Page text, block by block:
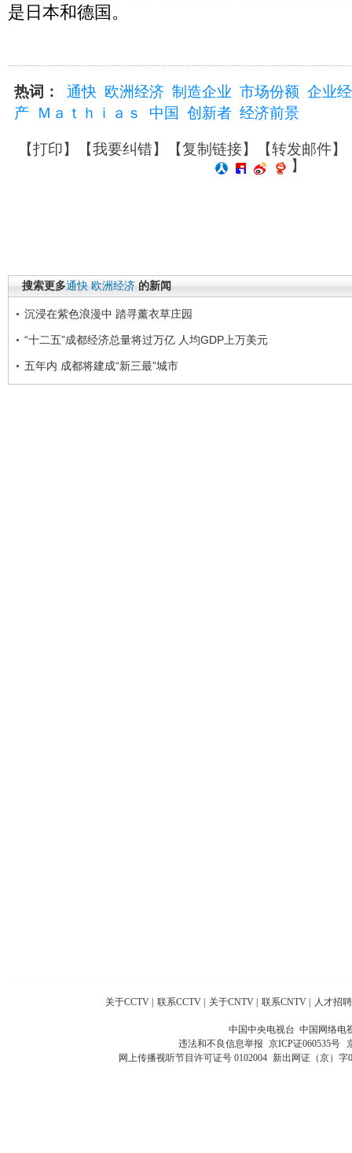
是日本和德国。
热词： 通快 欧洲经济 制造企业 市场份额 企业
产
Ｍａｔｈｉａｓ 中国 创新者 经济前景
【打印】【我要纠错】【复制链接】【转发邮件】
】
搜索更多通快 欧洲经济 的新闻
沉浸在紫色浪漫中 踏寻薰衣草庄园
“十二五”成都经济总量将过万亿 人均GDP上万美元
五年内 成都将建成“新三最”城市
关于CCTV 联系CCTV 关于CNTV 联系CNTV 人才招聘
中国中央电视台 中国网络电
违法和不良信息举报 京ICP证060535号
网上传播视听节目许可证号 0102004 新出网证（京）